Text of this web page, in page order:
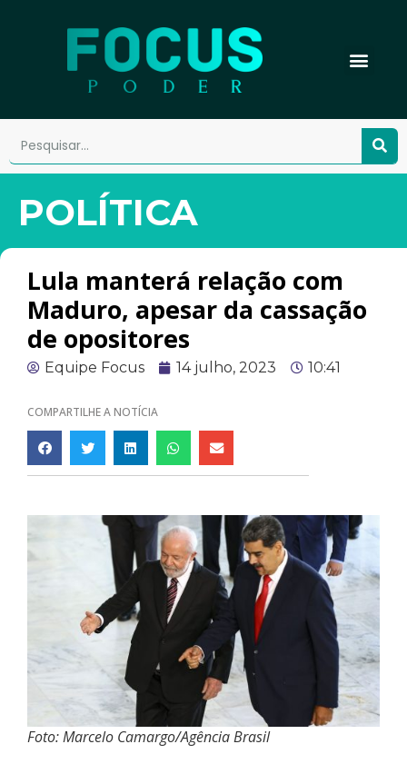
POLÍTICA
Lula manterá relação com
Maduro, apesar da cassação
de opositores
Equipe Focus 14 julho, 2023 10:41
COMPARTILHE A NOTÍCIA
Foto: Marcelo Camargo/Agência Brasil